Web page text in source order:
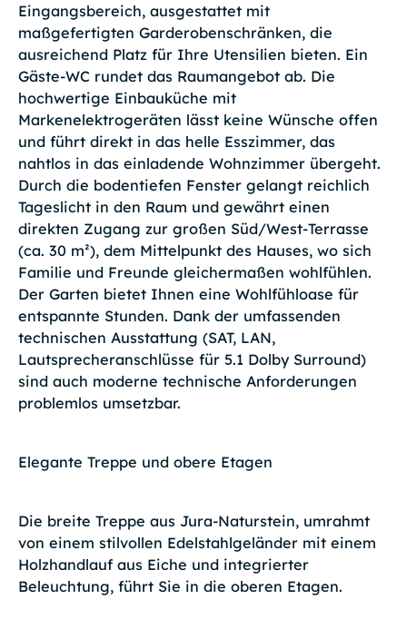
Eingangsbereich, ausgestattet mit
maßgefertigten Garderobenschränken, die
ausreichend Platz für Ihre Utensilien bieten. Ein
Gäste-WC rundet das Raumangebot ab. Die
hochwertige Einbauküche mit
Markenelektrogeräten lässt keine Wünsche offen
und führt direkt in das helle Esszimmer, das
nahtlos in das einladende Wohnzimmer übergeht.
Durch die bodentiefen Fenster gelangt reichlich
Tageslicht in den Raum und gewährt einen
direkten Zugang zur großen Süd/West-Terrasse
(ca. 30 m²), dem Mittelpunkt des Hauses, wo sich
Familie und Freunde gleichermaßen wohlfühlen.
Der Garten bietet Ihnen eine Wohlfühloase für
entspannte Stunden. Dank der umfassenden
technischen Ausstattung (SAT, LAN,
Lautsprecheranschlüsse für 5.1 Dolby Surround)
sind auch moderne technische Anforderungen
problemlos umsetzbar.
Elegante Treppe und obere Etagen
Die breite Treppe aus Jura-Naturstein, umrahmt
von einem stilvollen Edelstahlgeländer mit einem
Holzhandlauf aus Eiche und integrierter
Beleuchtung, führt Sie in die oberen Etagen.